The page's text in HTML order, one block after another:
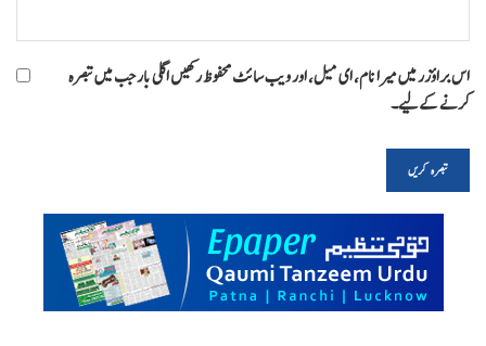
اس براؤزر میں میرا نام، ای میل، اور ویب سائٹ محفوظ رکھیں اگلی بار جب میں تبصرہ
کرنے کےلیے۔